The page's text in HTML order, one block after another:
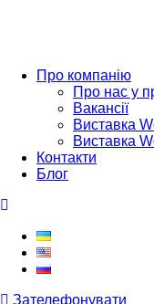
Про компанію
Про нас у
Вакансії
Виставка
Виставка
Контакти
Блог
Зателефонувати